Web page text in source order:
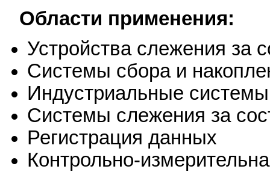
Области применения:
Устройства слежения за
Системы сбора и
Индустриальные
Системы слежения за
Регистрация данных
Контрольно-